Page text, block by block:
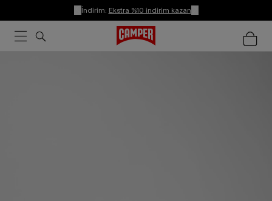
İndirim: Ekstra %10 indirim kazan